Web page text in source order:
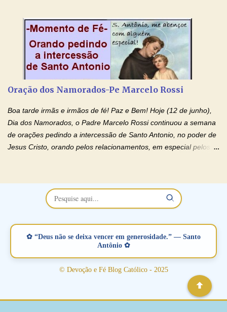
no programa de rádio Momento de Fé, pela cura dos
relacionamentos. Seu relacionamento está doente? Você está
sofrendo? Então ouça o Momento de Fé e entre nesta corrente
de orações abençoadas, d eixe o Amor Ágape de Jesus curar e
restaurar você e seu relacionamento. Adriana-Devoção e Fé
separados, devido ao envolvimento de outras pessoas no
relacionamento e que minaram, espiritualmente, a relação do
casal. Vamos orar (coloque o seu esposo ou esposa diante de
Deus). "Senhor Jesus, restaura os laços ...
Oração dos Namorados-Pe Marcelo Rossi
Boa tarde irmãs e irmãos de fé! Paz e Bem! Hoje (12 de junho),
Dia dos Namorados, o Padre Marcelo Rossi continuou a semana
de orações pedindo a intercessão de Santo Antonio, no poder de
Jesus Cristo, orando pelos relacionamentos, em especial pelos
maravilhosos cartões que coloquei aqui para vocês. Não perca
esta abençoada semana no Momento de Fé do Padre Marcelo,
vamos juntos formar esta forte corrente de orações. Você que
verdadeiro, ou que está com problemas no relacionamento
amoroso, creia na poderosa intercessão deste santo amigo:
Santo Antonio! Tenha fé, não desista, pois ele intercede por nós
junto a Jesus! Fique no Amor Ágape de Jesus e no Amor Materno
de Nossa Senhora. Adriana-Devoção e Fé Mensagem do Padre
Marcelo Rossi por E-mail: Amados!! Nesta quarta feira, orando
✿ “Deus não se deixa vencer em generosidade.” — Santo
Antônio ✿
© Devoção e Fé Blog Católico - 2025